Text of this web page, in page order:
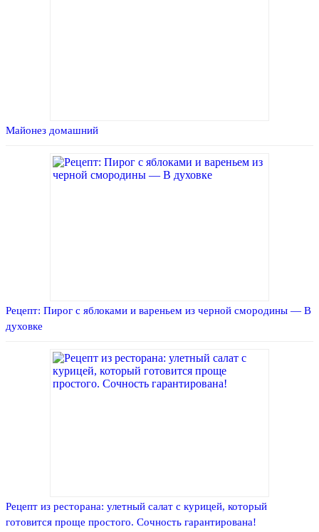
Майонез домашний
Рецепт: Пирог с яблоками и вареньем из черной смородины — В
духовке
Рецепт из ресторана: улетный салат с курицей, который
готовится проще простого. Сочность гарантирована!